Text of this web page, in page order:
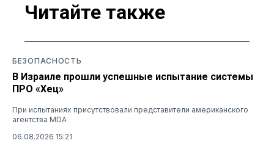
Читайте также
БЕЗОПАСНОСТЬ
В Израиле прошли успешные испытание системы
ПРО «Хец»
При испытаниях присутствовали представители американского
агентства MDA
06.08.2026 15:21